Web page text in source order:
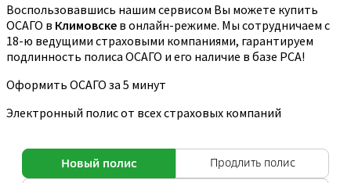
Воспользовавшись нашим сервисом Вы можете купить
ОСАГО в Климовске в онлайн-режиме. Мы сотрудничаем с
18-ю ведущими страховыми компаниями, гарантируем
подлинность полиса ОСАГО и его наличие в базе РСА!
Оформить ОСАГО за 5 минут
Электронный полис от всех страховых компаний